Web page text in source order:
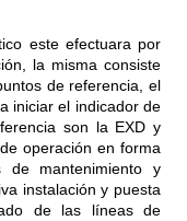
este efectuara por
la misma consiste
de referencia, el
iniciar el indicador de
son la EXD y
operación en forma
de mantenimiento y
instalación y puesta
de las líneas de